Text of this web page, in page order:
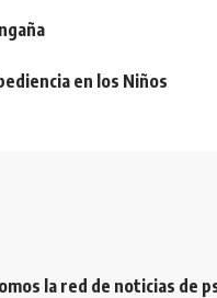
en los Niños
la red de noticias de